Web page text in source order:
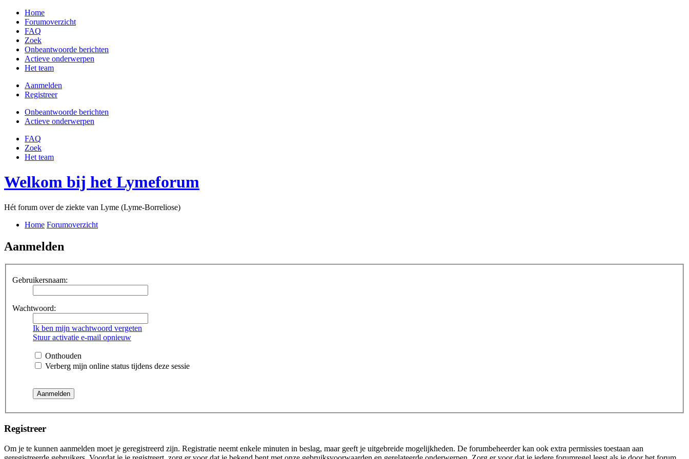
Home
Forumoverzicht
FAQ
Zoek
Onbeantwoorde berichten
Actieve onderwerpen
Het team
Aanmelden
Registreer
Onbeantwoorde berichten
Actieve onderwerpen
FAQ
Zoek
Het team
Welkom bij het Lymeforum
Hét forum over de ziekte van Lyme (Lyme-Borreliose)
Home Forumoverzicht
Aanmelden
Gebruikersnaam:
Wachtwoord:
Ik ben mijn wachtwoord vergeten
Stuur activatie e-mail opnieuw
Onthouden
Verberg mijn online status tijdens deze sessie
Registreer
Om je te kunnen aanmelden moet je geregistreerd zijn. Registratie neemt enkele minuten in beslag, maar geeft je uitgebreide mogelijkheden. De forumbeheerder kan ook extra permissies toestaan aan